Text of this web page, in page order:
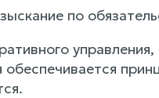
по
управления,